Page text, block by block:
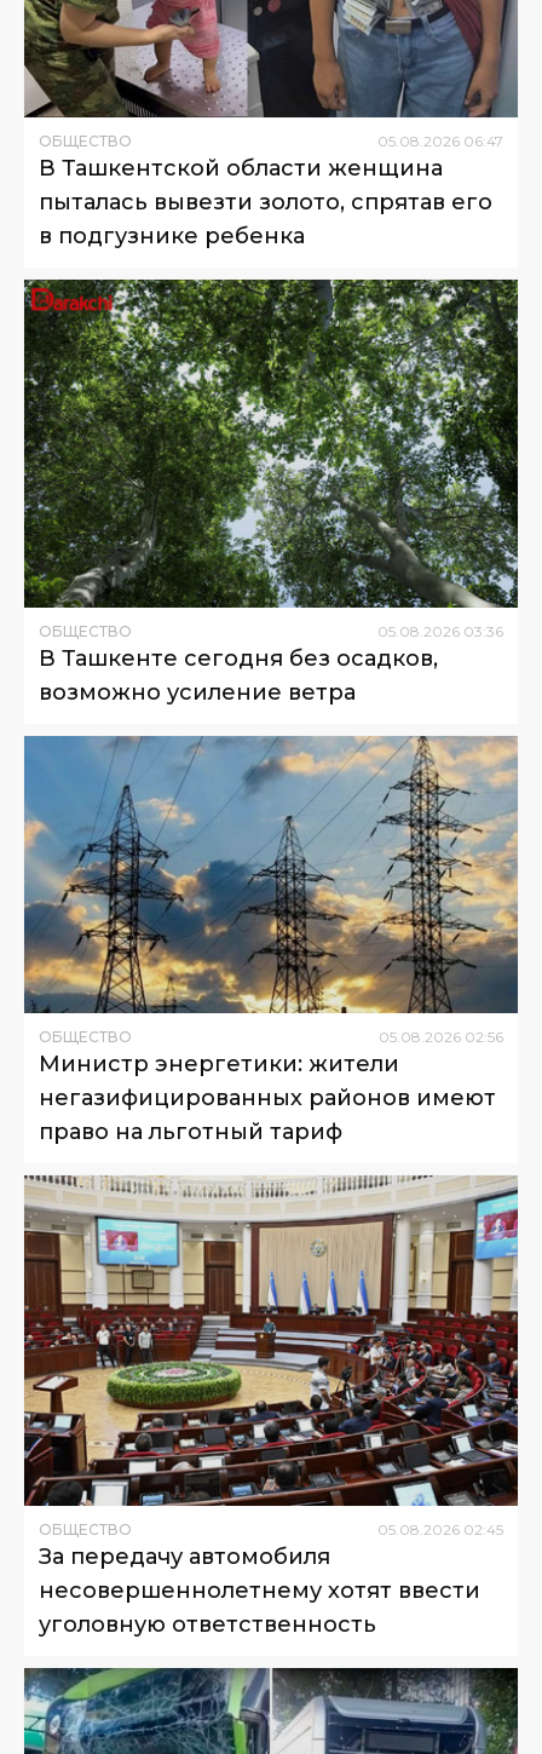
ОБЩЕСТВО 05 08 2026 06:47
В Ташкентской области женщина
пыталась вывезти золото, спрятав его
в подгузнике ребенка
ОБЩЕСТВО 05 08 2026 03:36
В Ташкенте сегодня без осадков,
возможно усиление ветра
ОБЩЕСТВО 05.08.2026 02:56
Министр энергетики: жители
негазифицированных районов имеют
право на льготный тариф
ОБЩЕСТВО 05 08 2026 02:45
За передачу автомобиля
несовершеннолетнему хотят ввести
уголовную ответственность